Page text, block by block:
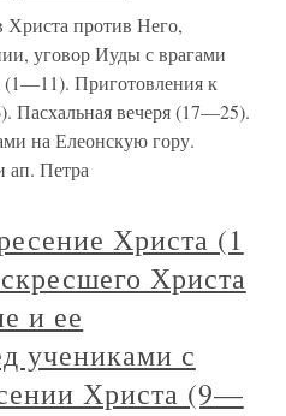
против Него,
уговор Иуды с врагами
(1—11). Приготовления к
Пасхальная вечеря (17—25).
на Елеонскую гору.
ап. Петра
Христа (1
Христа
и ее
учениками с
Христа (9—